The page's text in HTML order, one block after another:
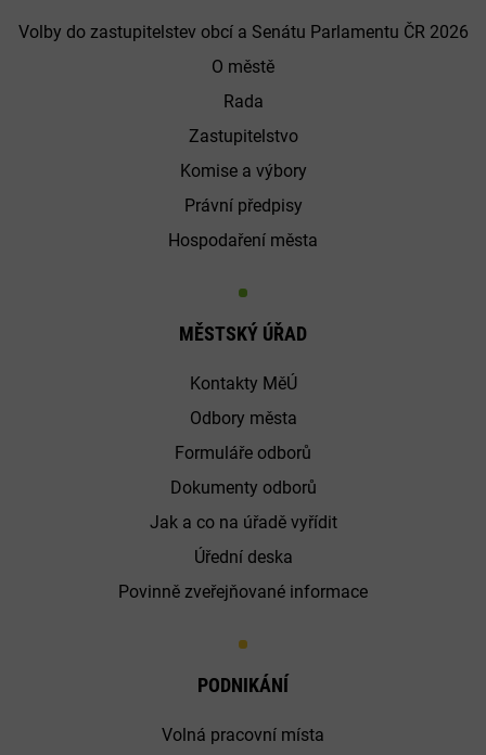
Volby do zastupitelstev obcí a Senátu Parlamentu ČR 2026
O městě
Rada
Zastupitelstvo
Komise a výbory
Právní předpisy
Hospodaření města
MĚSTSKÝ ÚŘAD
Kontakty MěÚ
Odbory města
Formuláře odborů
Dokumenty odborů
Jak a co na úřadě vyřídit
Úřední deska
Povinně zveřejňované informace
PODNIKÁNÍ
Volná pracovní místa